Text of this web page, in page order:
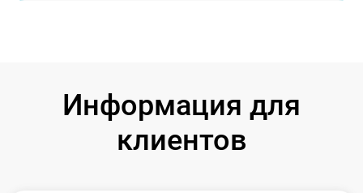
Информация для
клиентов